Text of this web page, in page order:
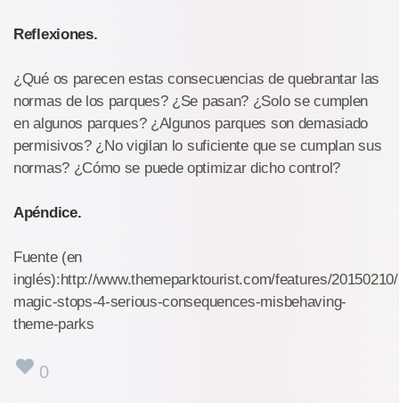
Reflexiones.
¿Qué os parecen estas consecuencias de quebrantar las
normas de los parques? ¿Se pasan? ¿Solo se cumplen
en algunos parques? ¿Algunos parques son demasiado
permisivos? ¿No vigilan lo suficiente que se cumplan sus
normas? ¿Cómo se puede optimizar dicho control?
Apéndice.
Fuente (en
inglés):http://www.themeparktourist.com/features/
magic-stops-4-serious-consequences-misbehaving-
theme-parks
0